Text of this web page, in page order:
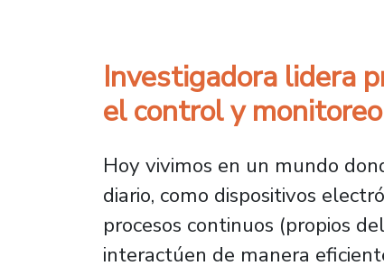
Investigadora lidera
el control y
Hoy vivimos en un mundo
diario, como dispositivos
procesos continuos (propios
interactúen de manera